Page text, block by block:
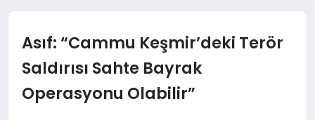
GÜNDEM
İZMIR HABERLERI
Asıf: “Cammu Keşmir’deki Terör
Saldırısı Sahte Bayrak
Operasyonu Olabilir”